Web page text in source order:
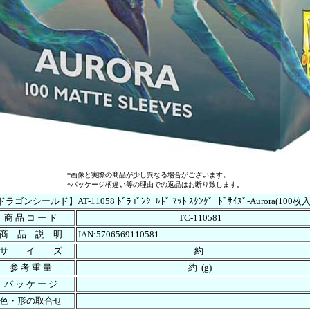
*画像と実際の商品が少し異なる場合がございます。
*パッケージ柄違い等の理由での返品はお断り致します。
ラゴンシールド】AT-11058 ﾄﾞﾗｺﾞﾝｼｰﾙﾄﾞ ﾏｯﾄ ｽﾀﾝﾀﾞｰﾄﾞｻｲｽﾞ-Aurora(100枚
商 品 コ ー ド
TC-110581
品 説 明
JAN:5706569110581
イ ズ
約
参 考 重 量
約 (g)
パ ッ ケ ー ジ
・形の取合せ